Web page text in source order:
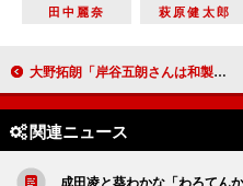
田中麗奈
萩原健太郎
大野拓朗「岸谷五朗さんは和製シェークスピア」 「クラウディア」で地球ゴージャス初出演
関連ニュース
成田凌と葵わかな「わろてん